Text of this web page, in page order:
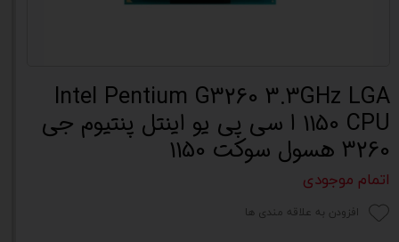
Intel Pentium G3260 3.3GHz LGA
1150 CPU ا سی پی یو اینتل پنتیوم جی
3260 هسول سوکت 1150
اتمام موجودی
افزودن به علاقه مندی ها